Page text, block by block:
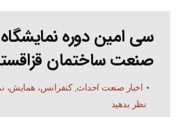
سی امین دوره نمایشگاه
صنعت ساختمان قزاقستان
اخبار صنعت احداث,کنفرانس، همایش،
نظر بدهید